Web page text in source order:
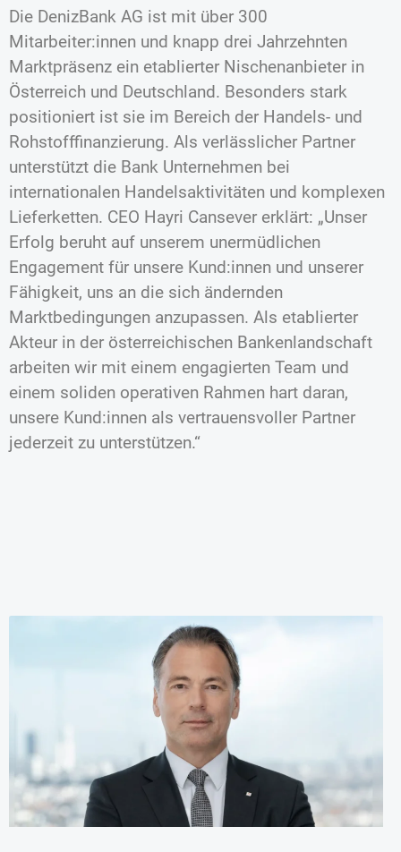
Die DenizBank AG ist mit über 300
Mitarbeiter:innen und knapp drei Jahrzehnten
Marktpräsenz ein etablierter Nischenanbieter in
Österreich und Deutschland. Besonders stark
positioniert ist sie im Bereich der Handels- und
Rohstofffinanzierung. Als verlässlicher Partner
unterstützt die Bank Unternehmen bei
internationalen Handelsaktivitäten und komplexen
Lieferketten. CEO Hayri Cansever erklärt: „Unser
Erfolg beruht auf unserem unermüdlichen
Engagement für unsere Kund:innen und unserer
Fähigkeit, uns an die sich ändernden
Marktbedingungen anzupassen. Als etablierter
Akteur in der österreichischen Bankenlandschaft
arbeiten wir mit einem engagierten Team und
einem soliden operativen Rahmen hart daran,
unsere Kund:innen als vertrauensvoller Partner
jederzeit zu unterstützen.“